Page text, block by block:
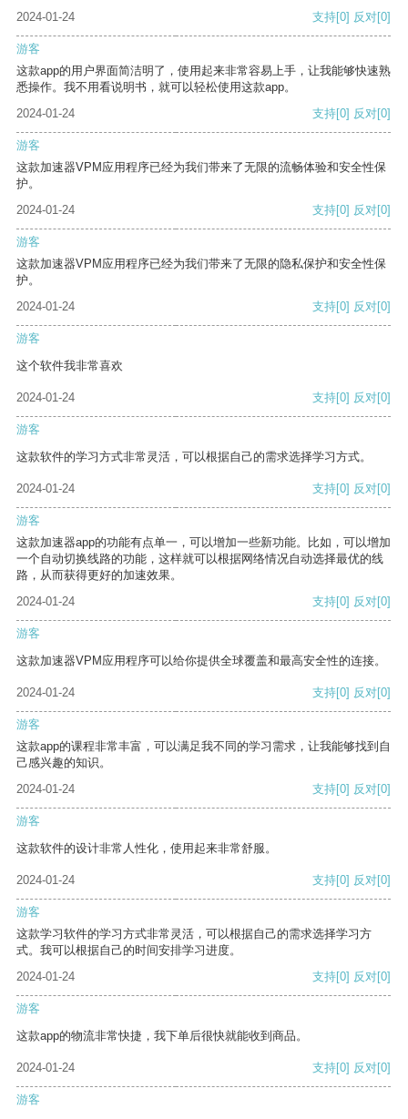
2024-01-24 支持[0] 反对[0]
游客
这款app的用户界面简洁明了，使用起来非常容易上手，让我能够快速熟
悉操作。我不用看说明书，就可以轻松使用这款app。
2024-01-24
支持[0] 反对[0]
游客
这款加速器VPM应用程序已经为我们带来了无限的流畅体验和安全性保
护。
2024-01-24
支持[0] 反对[0]
游客
这款加速器VPM应用程序已经为我们带来了无限的隐私保护和安全性保
护。
2024-01-24
支持[0] 反对[0]
游客
这个软件我非常喜欢
2024-01-24 支持[0] 反对[0]
游客
这款软件的学习方式非常灵活，可以根据自己的需求选择学习方式。
2024-01-24 支持[0] 反对[0]
游客
这款加速器app的功能有点单一，可以增加一些新功能。比如，可以增加
一个自动切换线路的功能，这样就可以根据网络情况自动选择最优的线
路，从而获得更好的加速效果。
2024-01-24
支持[0] 反对[0]
游客
这款加速器VPM应用程序可以给你提供全球覆盖和最高安全性的连接。
2024-01-24 支持[0] 反对[0]
游客
这款app的课程非常丰富，可以满足我不同的学习需求，让我能够找到自
己感兴趣的知识。
2024-01-24
支持[0] 反对[0]
游客
这款软件的设计非常人性化，使用起来非常舒服。
2024-01-24 支持[0] 反对[0]
游客
这款学习软件的学习方式非常灵活，可以根据自己的需求选择学习方
式。我可以根据自己的时间安排学习进度。
2024-01-24
支持[0] 反对[0]
游客
这款app的物流非常快捷，我下单后很快就能收到商品。
2024-01-24 支持[0] 反对[0]
游客